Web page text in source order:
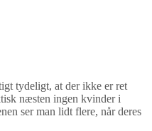
tydeligt, at der ikke er ret
næsten ingen kvinder i
ser man lidt flere, når deres